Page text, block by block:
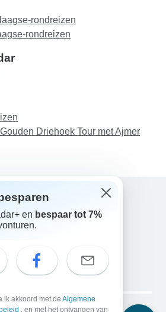
rondreizen
rondreizen
Driehoek Tour met Ajmer
op
rechten voorbehouden.
en bespaar tot 7%
ik akkoord met de Algemene
, en met het ontvangen van